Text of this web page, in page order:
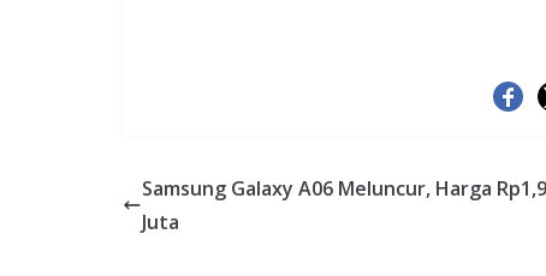
Samsung Galaxy A06 Meluncur, Harga
Juta